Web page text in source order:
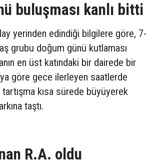
buluşması kanlı bitti
yerinden edindiği bilgilere göre, 7-
grubu doğum günü kutlaması
en üst katındaki bir dairede bir
göre gece ilerleyen saatlerde
kısa sürede büyüyerek
taştı.
R.A. oldu